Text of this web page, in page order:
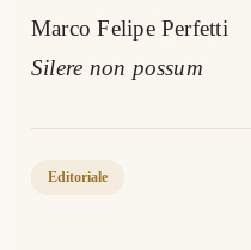
Marco Felipe Perfetti
Silere non possum
Editoriale